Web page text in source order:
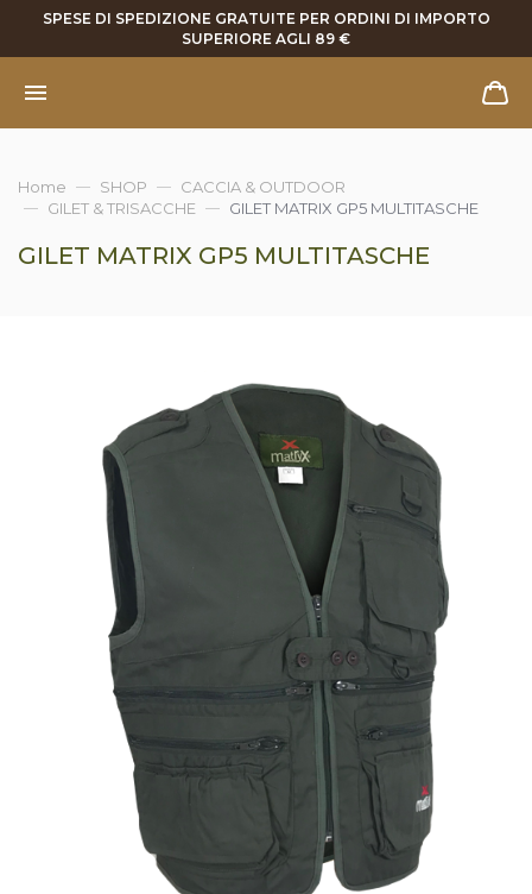
SPESE DI SPEDIZIONE GRATUITE PER ORDINI DI IMPORTO
SUPERIORE AGLI 89 €
Home SHOP
CACCIA & OUTDOOR
GILET & TRISACCHE
GILET MATRIX GP5 MULTITASCHE
GILET MATRIX GP5 MULTITASCHE